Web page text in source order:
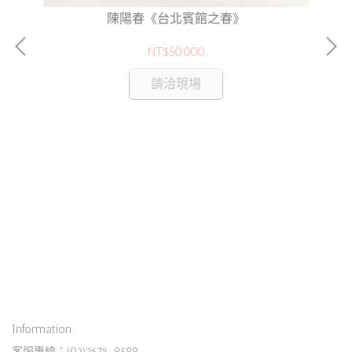
陳陽春《台北賓館之春》
NT$50,000
請洽現場
Information